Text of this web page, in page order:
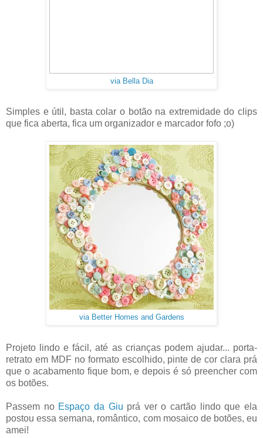
via Bella Dia
Simples e útil, basta colar o botão na extremidade do clips
que fica aberta, fica um organizador e marcador fofo ;o)
via Better Homes and Gardens
Projeto lindo e fácil, até as crianças podem ajudar... porta-
retrato em MDF no formato escolhido, pinte de cor clara prá
que o acabamento fique bom, e depois é só preencher com
os botões.
Passem no Espaço da Giu prá ver o cartão lindo que ela
postou essa semana, romântico, com mosaico de botões, eu
amei!